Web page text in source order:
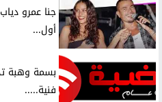
جنا عمرو
أول...
بسمة وهبة
فنية.....